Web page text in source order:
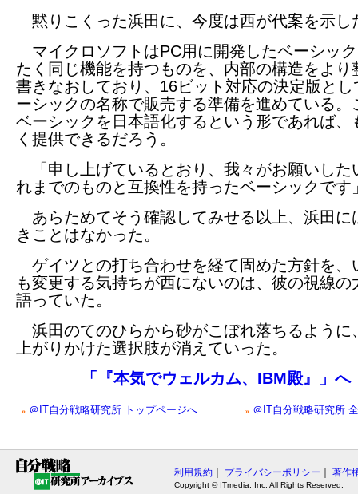
黙りこくった浜田に、今度は西が代案を示し
マイクロソフトはPC用に開発したベーシッ
たく同じ機能を持つものを、内部の構造をより
書きなおしており、16ビット対応の決定版とし
ーシックの名称で販売する準備を進めている。
ベーシックを日本語化するという形であれば、
く提供できるだろう。
「申し上げているとおり、我々がお願いした
れまでのものと互換性を持ったベーシックです
あらためてそう確認してみせる以上、浜田に
きことはなかった。
ゲイツとの打ち合わせを経て固めた方針を、
も変更する気持ちが西にないのは、彼の視線の
語っていた。
浜田のてのひらから砂がこぼれ落ちるように
上がりかけた選択肢が消えていった。
「『本気でウェルカム、IBM殿』」へ
»＠IT自分戦略研究所 トップページへ »＠IT自分戦略研究所
利用規約 プライバシーポリシー 著作
Copyright © ITmedia, Inc. All Rights Reserved.